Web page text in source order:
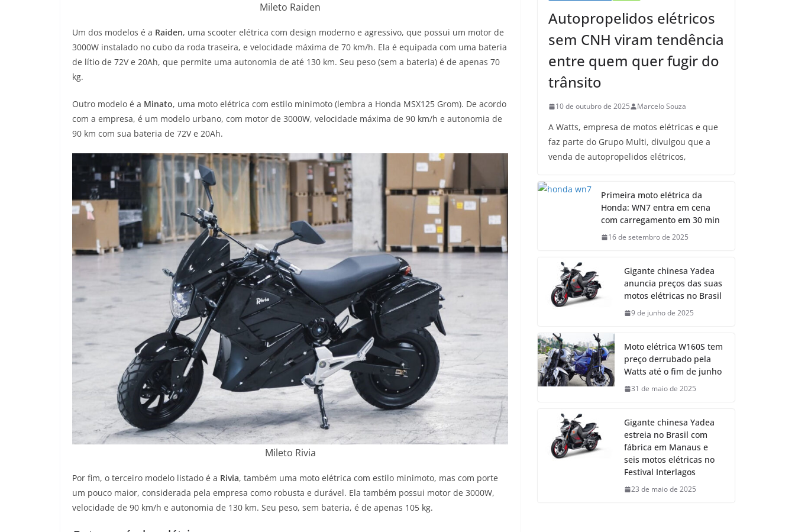
Mileto Raiden
Um dos modelos é a Raiden, uma scooter elétrica com design moderno e agressivo, que possui um motor de
3000W instalado no cubo da roda traseira, e velocidade máxima de 70 km/h. Ela é equipada com uma bateria
de lítio de 72V e 20Ah, que permite uma autonomia de até 130 km. Seu peso (sem a bateria) é de apenas 70
kg.
Outro modelo é a Minato, uma moto elétrica com estilo minimoto (lembra a Honda MSX125 Grom). De acordo
com a empresa, é um modelo urbano, com motor de 3000W, velocidade máxima de 90 km/h e autonomia de
90 km com sua bateria de 72V e 20Ah.
Mileto Rivia
Por fim, o terceiro modelo listado é a Rivia, também uma moto elétrica com estilo minimoto, mas com porte
um pouco maior, considerada pela empresa como robusta e durável. Ela também possui motor de 3000W,
velocidade de 90 km/h e autonomia de 130 km. Seu peso, sem bateria, é de apenas 105 kg.
Autopropelidos elétricos
sem CNH viram tendência
entre quem quer fugir do
trânsito
10 de outubro de 2025 Marcelo Souza
A Watts, empresa de motos elétricas e que
faz parte do Grupo Multi, divulgou que a
venda de autopropelidos elétricos,
Primeira moto elétrica da
Honda: WN7 entra em cena
com carregamento em 30 min
16 de setembro de 2025
Gigante chinesa Yadea
anuncia preços das suas
motos elétricas no Brasil
9 de junho de 2025
Moto elétrica W160S tem
preço derrubado pela
Watts até o fim de junho
31 de maio de 2025
Gigante chinesa Yadea
estreia no Brasil com
fábrica em Manaus e
seis motos elétricas no
Festival Interlagos
23 de maio de 2025